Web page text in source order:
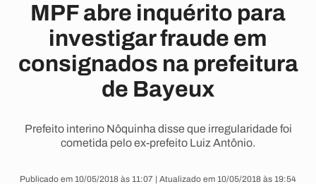
MPF abre inquérito para
investigar fraude em
consignados na prefeitura
de Bayeux
Prefeito interino Nôquinha disse que irregularidade foi
cometida pelo ex-prefeito Luiz Antônio.
Publicado em 10/05/2018 às 11:07 | Atualizado em 10/05/2018 às 19:54